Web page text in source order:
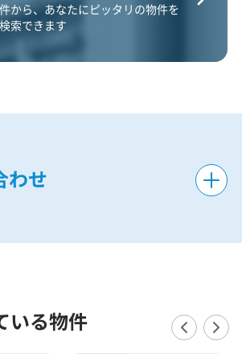
から、あなたにピッタリの物件を
索できます
わせ
いる物件